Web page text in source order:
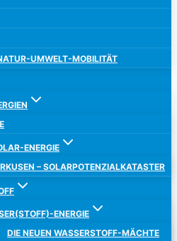
UMWELT-MOBILITÄT
ENERGIE
– SOLARPOTENZIALKATASTER
ENERGIE
DIE NEUEN WASSERSTOFF-MÄCHTE